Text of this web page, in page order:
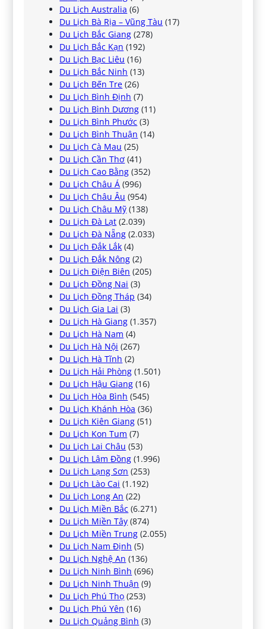
Du Lịch Australia (6)
Du Lịch Bà Rịa – Vũng Tàu (17)
Du Lịch Bắc Giang (278)
Du Lịch Bắc Kạn (192)
Du Lịch Bạc Liêu (16)
Du Lịch Bắc Ninh (13)
Du Lịch Bến Tre (26)
Du Lịch Bình Định (7)
Du Lịch Bình Dương (11)
Du Lịch Bình Phước (3)
Du Lịch Bình Thuận (14)
Du Lịch Cà Mau (25)
Du Lịch Cần Thơ (41)
Du Lịch Cao Bằng (352)
Du Lịch Châu Á (996)
Du Lịch Châu Âu (954)
Du Lịch Châu Mỹ (138)
Du Lịch Đà Lạt (2.039)
Du Lịch Đà Nẵng (2.033)
Du Lịch Đắk Lắk (4)
Du Lịch Đắk Nông (2)
Du Lịch Điện Biên (205)
Du Lịch Đồng Nai (3)
Du Lịch Đồng Tháp (34)
Du Lịch Gia Lai (3)
Du Lịch Hà Giang (1.357)
Du Lịch Hà Nam (4)
Du Lịch Hà Nội (267)
Du Lịch Hà Tĩnh (2)
Du Lịch Hải Phòng (1.501)
Du Lịch Hậu Giang (16)
Du Lịch Hòa Bình (545)
Du Lịch Khánh Hòa (36)
Du Lịch Kiên Giang (51)
Du Lịch Kon Tum (7)
Du Lịch Lai Châu (53)
Du Lịch Lâm Đồng (1.996)
Du Lịch Lạng Sơn (253)
Du Lịch Lào Cai (1.192)
Du Lịch Long An (22)
Du Lịch Miền Bắc (6.271)
Du Lịch Miền Tây (874)
Du Lịch Miền Trung (2.055)
Du Lịch Nam Định (5)
Du Lịch Nghệ An (136)
Du Lịch Ninh Bình (696)
Du Lịch Ninh Thuận (9)
Du Lịch Phú Thọ (253)
Du Lịch Phú Yên (16)
Du Lịch Quảng Bình (3)